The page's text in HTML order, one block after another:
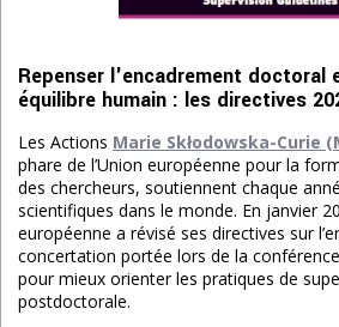
Repenser l'encadrement doctoral
équilibre humain : les directives
Les Actions Marie Skłodowska-Curie
phare de l’Union européenne pour la
des chercheurs, soutiennent chaque
scientifiques dans le monde. En janvier
européenne a révisé ses directives sur
concertation portée lors de la
pour mieux orienter les pratiques de
postdoctorale.